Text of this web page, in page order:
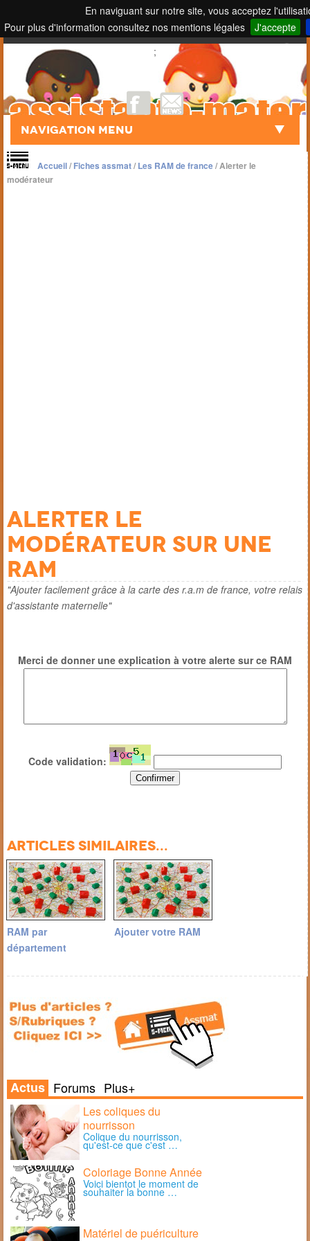
En naviguant sur notre site, vous acceptez
Pour plus d'information consultez nos mentions légales
J'accepte
Touch to Search
;
Navigation Menu
Accueil/Fiches assmat/Les RAM de france/Alerter le
modérateur
Alerter le
modérateur sur une
ram
"Ajouter facilement grâce à la carte des r.a.m de france, votre relais
d'assistante maternelle"
Merci de donner une explication à votre alerte sur ce RAM
Code validation:
Articles similaires...
RAM par
département
Ajouter votre RAM
Actus Forums Plus+
Les coliques du
nourrisson
Colique du nourrisson,
qu'est-ce que c'est …
Coloriage Bonne Année
Voici bientot le moment de
souhaiter la bonne …
Matériel de puériculture